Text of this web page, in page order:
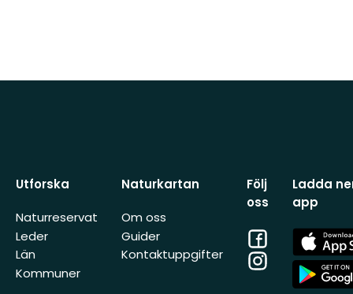
Utforska
Naturreservat
Leder
Län
Kommuner
Naturkartan
Om oss
Guider
Kontaktuppgifter
Följ
oss
Facebook
Instagram
Ladda
app
App
Store
App
Store